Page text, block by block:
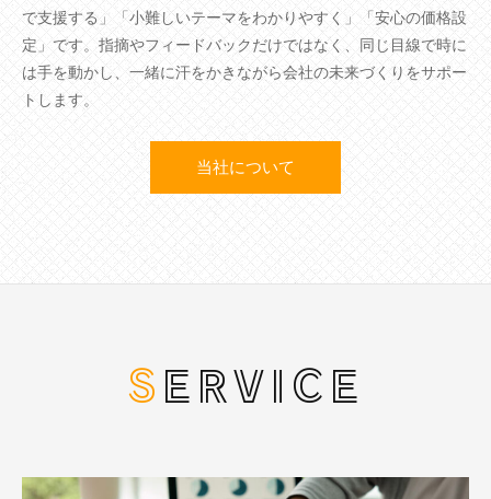
で支援する」「小難しいテーマをわかりやすく」「安心の価格設
定」です。指摘やフィードバックだけではなく、同じ目線で時に
は手を動かし、一緒に汗をかきながら会社の未来づくりをサポー
トします。
当社について
SERVICE